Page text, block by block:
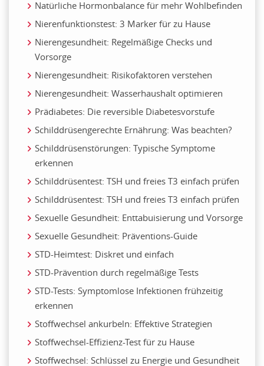
Natürliche Hormonbalance für mehr Wohlbefinden
Nierenfunktionstest: 3 Marker für zu Hause
Nierengesundheit: Regelmäßige Checks und
Vorsorge
Nierengesundheit: Risikofaktoren verstehen
Nierengesundheit: Wasserhaushalt optimieren
Prädiabetes: Die reversible Diabetesvorstufe
Schilddrüsengerechte Ernährung: Was beachten?
Schilddrüsenstörungen: Typische Symptome
erkennen
Schilddrüsentest: TSH und freies T3 einfach prüfen
Schilddrüsentest: TSH und freies T3 einfach prüfen
Sexuelle Gesundheit: Enttabuisierung und Vorsorge
Sexuelle Gesundheit: Präventions-Guide
STD-Heimtest: Diskret und einfach
STD-Prävention durch regelmäßige Tests
STD-Tests: Symptomlose Infektionen frühzeitig
erkennen
Stoffwechsel ankurbeln: Effektive Strategien
Stoffwechsel-Effizienz-Test für zu Hause
Stoffwechsel: Schlüssel zu Energie und Gesundheit